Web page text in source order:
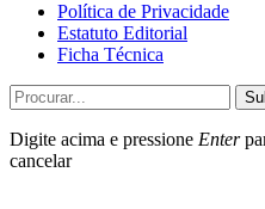
Política de Privacidade
Estatuto Editorial
Ficha Técnica
Digite acima e pressione Enter
cancelar